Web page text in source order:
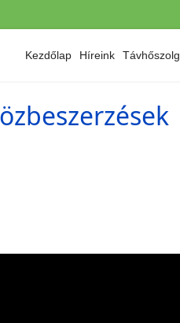
Kezdőlap Híreink